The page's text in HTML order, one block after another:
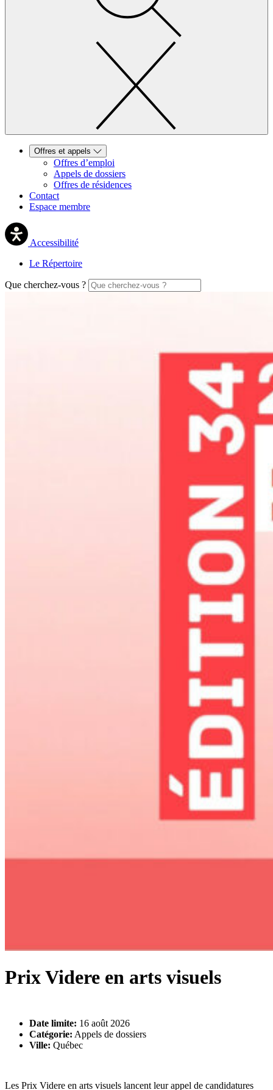
Offres et appels
Offres d’emploi
Appels de dossiers
Offres de résidences
Contact
Espace membre
Accessibilité
Le Répertoire
Que cherchez-vous ?
Prix Videre en arts visuels
Date limite: 16 août 2026
Catégorie: Appels de dossiers
Ville: Québec
Les Prix Videre en arts visuels lancent leur appel de candidatures